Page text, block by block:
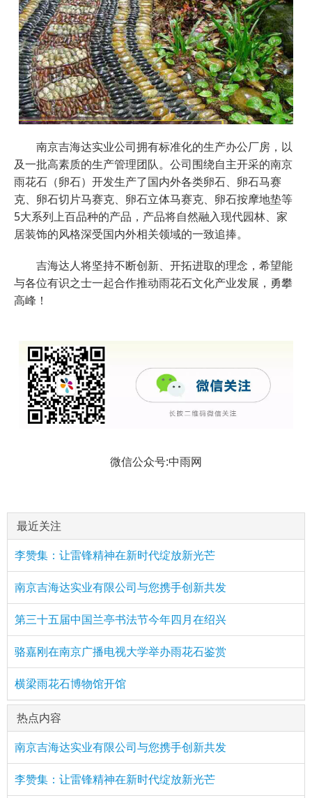
南京吉海达实业公司拥有标准化的生产办公厂房，以
及一批高素质的生产管理团队。公司围绕自主开采的南京
雨花石（卵石）开发生产了国内外各类卵石、卵石马赛
克、卵石切片马赛克、卵石立体马赛克、卵石按摩地垫等
5大系列上百品种的产品，产品将自然融入现代园林、家
居装饰的风格深受国内外相关领域的一致追捧。
吉海达人将坚持不断创新、开拓进取的理念，希望能
与各位有识之士一起合作推动雨花石文化产业发展，勇攀
高峰！
微信公众号:中雨网
最近关注
李赞集：让雷锋精神在新时代绽放新光芒
南京吉海达实业有限公司与您携手创新共发
第三十五届中国兰亭书法节今年四月在绍兴
骆嘉刚在南京广播电视大学举办雨花石鉴赏
横梁雨花石博物馆开馆
热点内容
南京吉海达实业有限公司与您携手创新共发
李赞集：让雷锋精神在新时代绽放新光芒